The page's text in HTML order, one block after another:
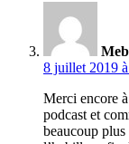
Meb
8 juillet 2019
Merci encore
podcast et
beaucoup